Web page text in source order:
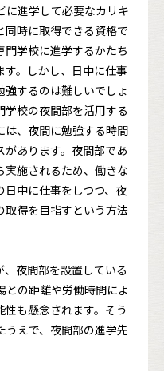
に進学して必要なカリキ
同時に取得できる資格で
学校に進学するかたち
。しかし、日中に仕事
するのは難しいでしょ
学校の夜間部を活用する
は、夜間に勉強する時間
あります。夜間部であ
実施されるため、働きな
中に仕事をしつつ、夜
取得を目指すという方法
、夜間部を設置している
との距離や労働時間によ
も懸念されます。そう
うえで、夜間部の進学先